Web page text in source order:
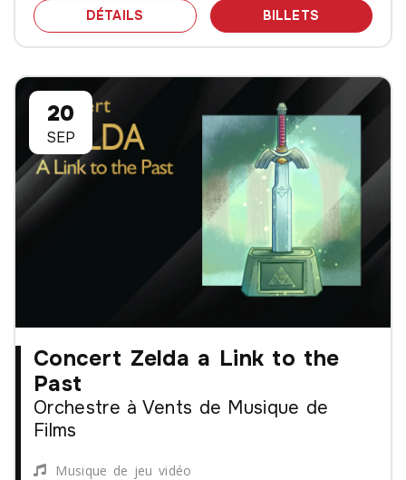
DÉTAILS SPECTACLE CONCERT ZELDA A
BILLETS DES
20
SEP
Concert Zelda a Link to the
Past
Orchestre à Vents de Musique de
Films
Musique de jeu vidéo